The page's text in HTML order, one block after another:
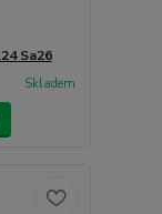
Sa26
Skladem